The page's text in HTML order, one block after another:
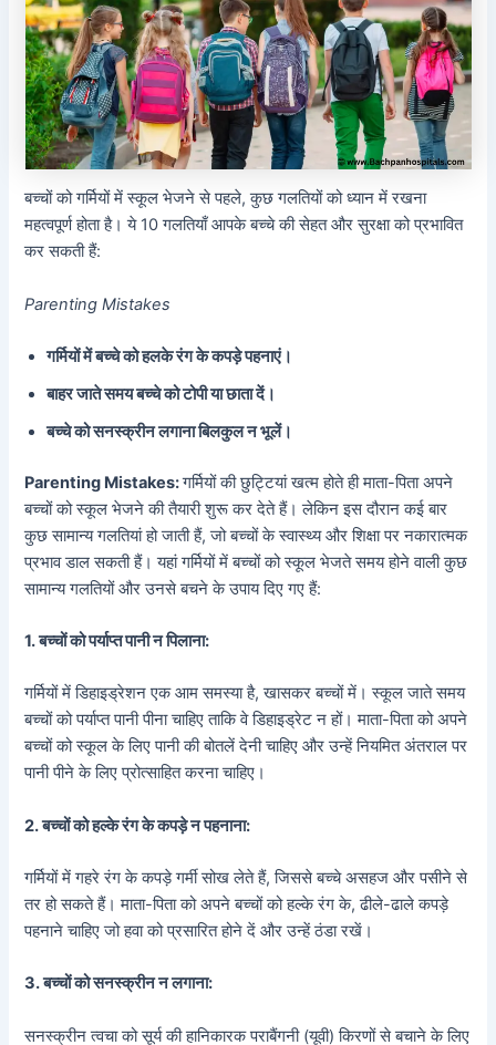
बच्चों को गर्मियों में स्कूल भेजने से पहले, कुछ गलतियों को ध्यान में रखना
महत्वपूर्ण होता है। ये 10 गलतियाँ आपके बच्चे की सेहत और सुरक्षा को प्रभावित
कर सकती हैं:
Parenting Mistakes
गर्मियों में बच्चे को हलके रंग के कपड़े पहनाएं।
बाहर जाते समय बच्चे को टोपी या छाता दें।
बच्चे को सनस्क्रीन लगाना बिलकुल न भूलें।
Parenting Mistakes:गर्मियों की छुट्टियां खत्म होते ही माता-पिता अपने
बच्चों को स्कूल भेजने की तैयारी शुरू कर देते हैं। लेकिन इस दौरान कई बार
कुछ सामान्य गलतियां हो जाती हैं, जो बच्चों के स्वास्थ्य और शिक्षा पर नकारात्मक
प्रभाव डाल सकती हैं। यहां गर्मियों में बच्चों को स्कूल भेजते समय होने वाली कुछ
सामान्य गलतियों और उनसे बचने के उपाय दिए गए हैं:
1.बच्चों को पर्याप्त पानी न पिलाना:
गर्मियों में डिहाइड्रेशन एक आम समस्या है, खासकर बच्चों में। स्कूल जाते समय
बच्चों को पर्याप्त पानी पीना चाहिए ताकि वे डिहाइड्रेट न हों। माता-पिता को अपने
बच्चों को स्कूल के लिए पानी की बोतलें देनी चाहिए और उन्हें नियमित अंतराल पर
पानी पीने के लिए प्रोत्साहित करना चाहिए।
2.बच्चों को हल्के रंग के कपड़े न पहनाना:
गर्मियों में गहरे रंग के कपड़े गर्मी सोख लेते हैं, जिससे बच्चे असहज और पसीने से
तर हो सकते हैं। माता-पिता को अपने बच्चों को हल्के रंग के, ढीले-ढाले कपड़े
पहनाने चाहिए जो हवा को प्रसारित होने दें और उन्हें ठंडा रखें।
3.बच्चों को सनस्क्रीन न लगाना:
सनस्क्रीन त्वचा को सूर्य की हानिकारक पराबैंगनी (यूवी) किरणों से बचाने के लिए